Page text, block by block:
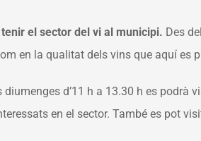
el sector del vi al municipi. Des
en la qualitat dels vins que aquí es
d’11 h a 13.30 h es podrà
en el sector. També es pot